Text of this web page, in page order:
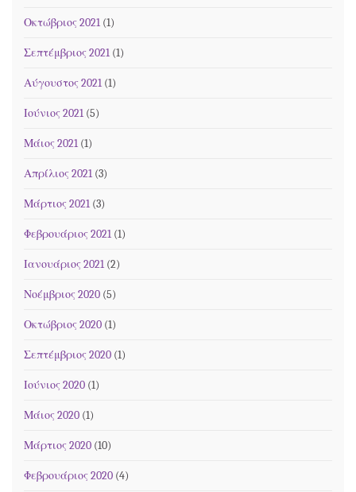
Οκτώβριος 2021 (1)
Σεπτέμβριος 2021 (1)
Αύγουστος 2021 (1)
Ιούνιος 2021 (5)
Μάιος 2021 (1)
Απρίλιος 2021 (3)
Μάρτιος 2021 (3)
Φεβρουάριος 2021 (1)
Ιανουάριος 2021 (2)
Νοέμβριος 2020 (5)
Οκτώβριος 2020 (1)
Σεπτέμβριος 2020 (1)
Ιούνιος 2020 (1)
Μάιος 2020 (1)
Μάρτιος 2020 (10)
Φεβρουάριος 2020 (4)